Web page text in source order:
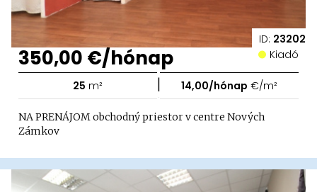
ID: 23202
350,00 €/hónap Kiadó
25 m² | 14,00/hónap €/m²
NA PRENÁJOM obchodný priestor v centre Nových
Zámkov